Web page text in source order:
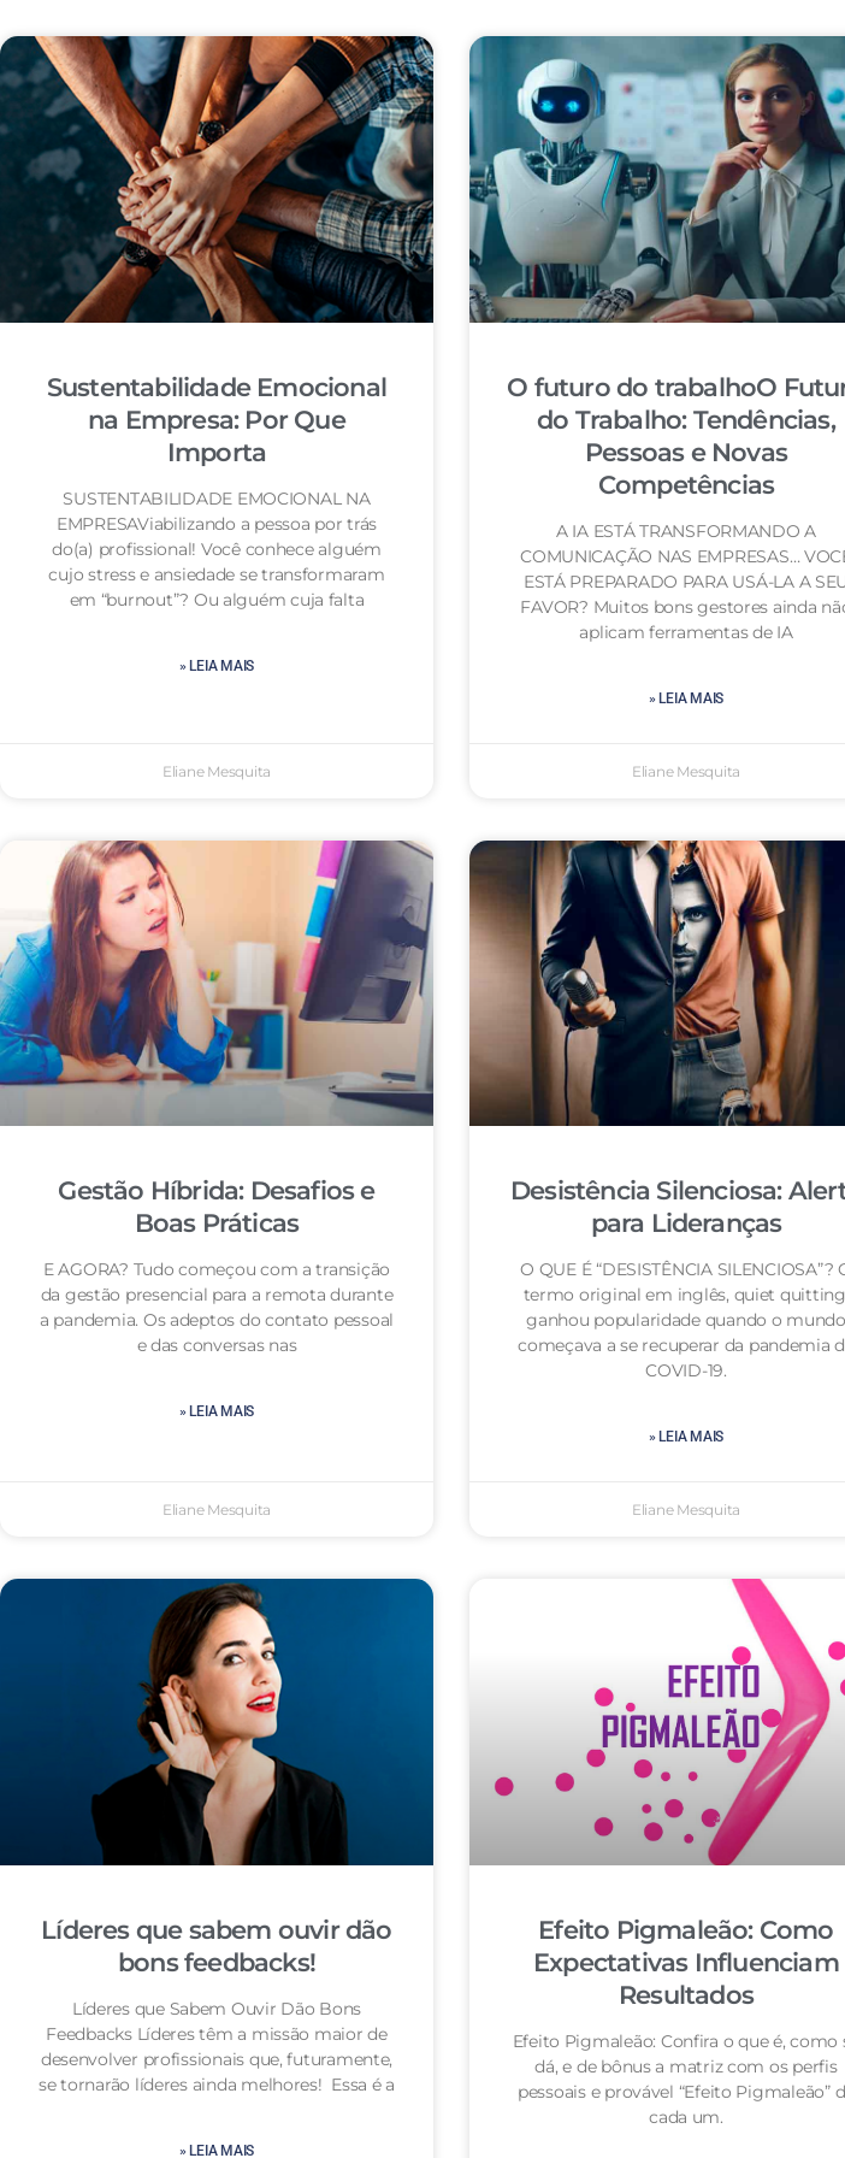
Sustentabilidade Emocional
na Empresa: Por Que
Importa
SUSTENTABILIDADE EMOCIONAL NA
EMPRESAViabilizando a pessoa por trás
do(a) profissional! Você conhece alguém
cujo stress e ansiedade se transformaram
em “burnout”? Ou alguém cuja falta
» LEIA MAIS
Eliane Mesquita
O futuro do trabalhoO
do Trabalho: Tendências,
Pessoas e Novas
Competências
A IA ESTÁ TRANSFORMANDO A
COMUNICAÇÃO NAS EMPRESAS…
ESTÁ PREPARADO PARA USÁ-LA A
FAVOR? Muitos bons gestores ainda
aplicam ferramentas de IA
» LEIA MAIS
Eliane Mesquita
Gestão Híbrida: Desafios e
Boas Práticas
E AGORA? Tudo começou com a transição
da gestão presencial para a remota durante
a pandemia. Os adeptos do contato pessoal
e das conversas nas
» LEIA MAIS
Eliane Mesquita
Desistência Silenciosa:
para Lideranças
O QUE É “DESISTÊNCIA SILENCIOSA”?
termo original em inglês, quiet
ganhou popularidade quando o mundo
começava a se recuperar da pandemia
COVID-19.
» LEIA MAIS
Eliane Mesquita
Líderes que sabem ouvir dão
bons feedbacks!
Líderes que Sabem Ouvir Dão Bons
Feedbacks Líderes têm a missão maior de
desenvolver profissionais que, futuramente,
se tornarão líderes ainda melhores! Essa é a
» LEIA MAIS
Efeito Pigmaleão: Como
Expectativas Influenciam
Resultados
Efeito Pigmaleão: Confira o que é, como
dá, e de bônus a matriz com os perfis
pessoais e provável “Efeito Pigmaleão”
cada um.